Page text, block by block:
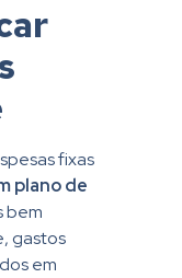
fixas
plano de
bem
gastos
em